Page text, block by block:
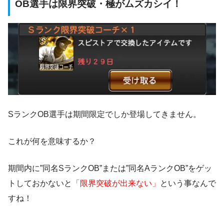
OB選手は限界突破・極がムズカシイ！
SランクOB選手は期間限定でしか登場してきません。
これが何を意味するか？
期間内に”同名SランクOB”または”同名AランクOB”をゲッ
トしておかないと
「限界突破が出来ない」
という事なんで
すね！